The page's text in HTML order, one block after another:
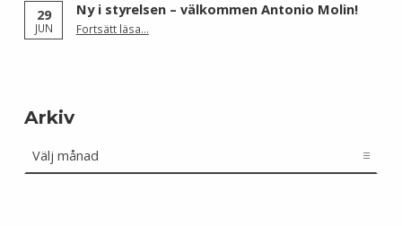
29
JUN
Ny i styrelsen – välkommen Antonio Molin!
Fortsätt läsa“Ny i styrelsen – välkommen Antonio Molin!”
…
Arkiv